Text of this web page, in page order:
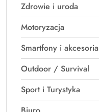
Zdrowie i uroda
Motoryzacja
Smartfony i akcesoria
Outdoor / Survival
Sport i Turystyka